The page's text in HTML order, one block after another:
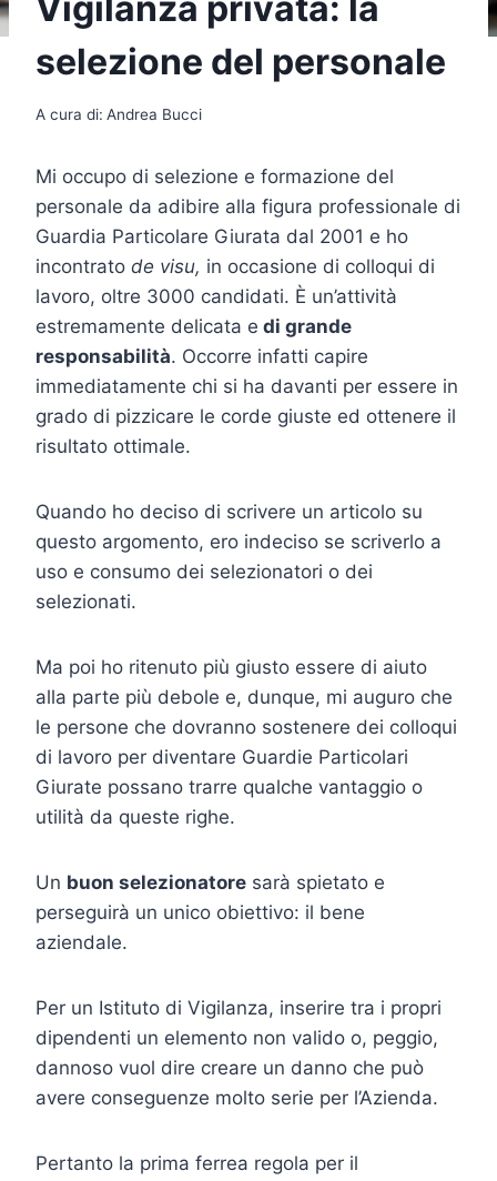
selezione del personale
A cura di: Andrea Bucci
Mi occupo di selezione e formazione del
personale da adibire alla figura professionale di
Guardia Particolare Giurata dal 2001 e ho
incontrato de visu, in occasione di colloqui di
lavoro, oltre 3000 candidati. È un’attività
estremamente delicata e di grande
responsabilità. Occorre infatti capire
immediatamente chi si ha davanti per essere in
grado di pizzicare le corde giuste ed ottenere il
risultato ottimale.
Quando ho deciso di scrivere un articolo su
questo argomento, ero indeciso se scriverlo a
uso e consumo dei selezionatori o dei
selezionati.
Ma poi ho ritenuto più giusto essere di aiuto
alla parte più debole e, dunque, mi auguro che
le persone che dovranno sostenere dei colloqui
di lavoro per diventare Guardie Particolari
Giurate possano trarre qualche vantaggio o
utilità da queste righe.
Un buon selezionatore sarà spietato e
perseguirà un unico obiettivo: il bene
aziendale.
Per un Istituto di Vigilanza, inserire tra i propri
dipendenti un elemento non valido o, peggio,
dannoso vuol dire creare un danno che può
avere conseguenze molto serie per l’Azienda.
Pertanto la prima ferrea regola per il